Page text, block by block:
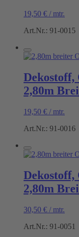
19,50 € / mtr.
Art.Nr.: 91-0015
Dekostoff,
2,80m
19,50 € / mtr.
Art.Nr.: 91-0016
Dekostoff,
2,80m
30,50 € / mtr.
Art.Nr.: 91-0051